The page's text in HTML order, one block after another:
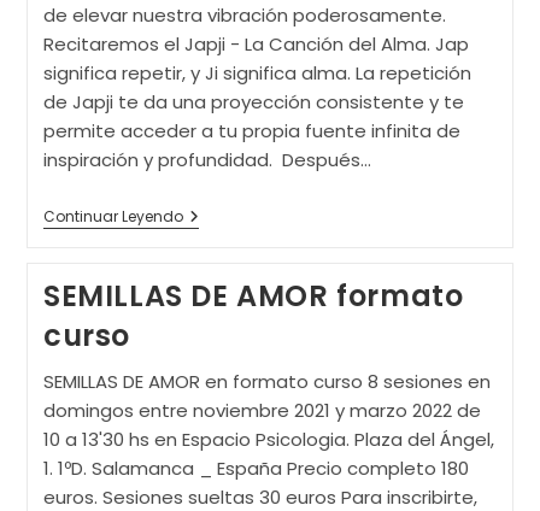
de elevar nuestra vibración poderosamente.
Recitaremos el Japji - La Canción del Alma. Jap
significa repetir, y Ji significa alma. La repetición
de Japji te da una proyección consistente y te
permite acceder a tu propia fuente infinita de
inspiración y profundidad. Después…
Continuar LeyendoRetiro
Kundalini
MENTAL
SEMILLAS DE AMOR formato
curso
SEMILLAS DE AMOR en formato curso 8 sesiones en
domingos entre noviembre 2021 y marzo 2022 de
10 a 13'30 hs en Espacio Psicologia. Plaza del Ángel,
1. 1ºD. Salamanca _ España Precio completo 180
euros. Sesiones sueltas 30 euros Para inscribirte,